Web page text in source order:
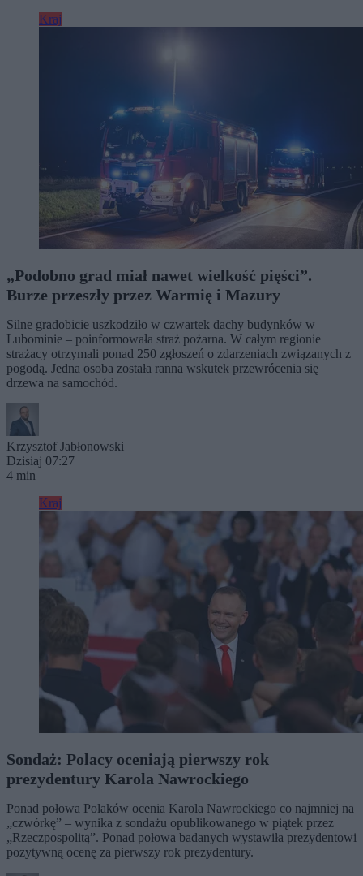
Kraj
„Podobno grad miał nawet wielkość pięści”.
Burze przeszły przez Warmię i Mazury
Silne gradobicie uszkodziło w czwartek dachy budynków w
Lubominie – poinformowała straż pożarna. W całym regionie
strażacy otrzymali ponad 250 zgłoszeń o zdarzeniach związanych z
pogodą. Jedna osoba została ranna wskutek przewrócenia się
drzewa na samochód.
Krzysztof Jabłonowski
Dzisiaj 07:27
4 min
Kraj
Sondaż: Polacy oceniają pierwszy rok
prezydentury Karola Nawrockiego
Ponad połowa Polaków ocenia Karola Nawrockiego co najmniej na
„czwórkę” – wynika z sondażu opublikowanego w piątek przez
„Rzeczpospolitą”. Ponad połowa badanych wystawiła prezydentowi
pozytywną ocenę za pierwszy rok prezydentury.